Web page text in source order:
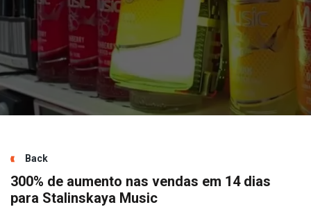
Back
300% de aumento nas vendas em 14 dias
para Stalinskaya Music